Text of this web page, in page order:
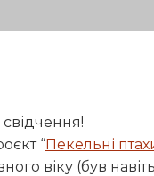
свідчення!
“Пекельні
віку (був